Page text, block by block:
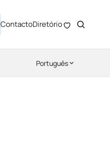
ContactoDiretório
Português